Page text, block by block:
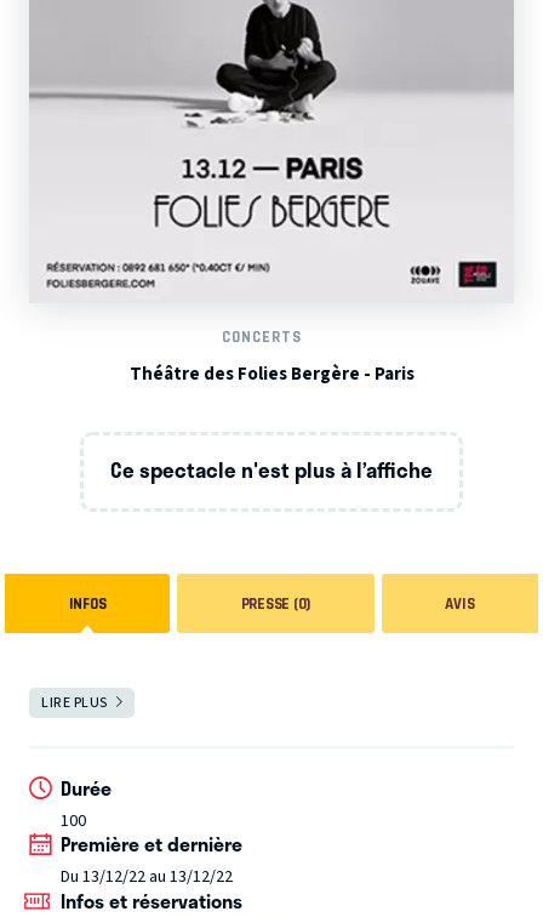
CONCERTS
Théâtre des Folies Bergère - Paris
Ce spectacle n'est plus à l’affiche
INFOS PRESSE (0) AVIS
LIRE PLUS
Durée
100
Première et dernière
Du 13/12/22 au 13/12/22
Infos et réservations